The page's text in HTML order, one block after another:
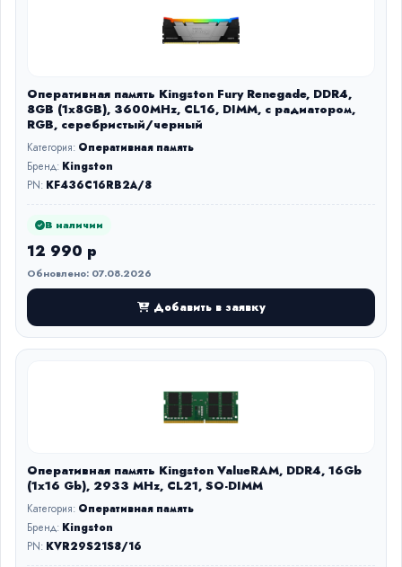
Оперативная память Kingston Fury Renegade, DDR4,
8GB (1x8GB), 3600MHz, CL16, DIMM, с радиатором,
RGB, серебристый/черный
Категория: Оперативная память
Бренд: Kingston
PN: KF436C16RB2A/8
В наличии
12 990 р
Обновлено: 07.08.2026
Добавить в заявку
Оперативная память Kingston ValueRAM, DDR4, 16Gb
(1x16 Gb), 2933 MHz, CL21, SO-DIMM
Категория: Оперативная память
Бренд: Kingston
PN: KVR29S21S8/16